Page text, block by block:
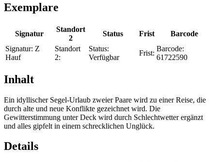
Exemplare
Signatur
Standort
2
Status Frist
Barcode
Signatur: Z
Hauf
Standort
2:
Status:
Verfügbar
Frist:
Barcode:
61722590
Inhalt
Ein idyllischer Segel-Urlaub zweier Paare wird zu einer Reise, die
durch alte und neue Konflikte gezeichnet wird. Die
Gewitterstimmung unter Deck wird durch Schlechtwetter ergänzt
und alles gipfelt in einem schrecklichen Unglück.
Details